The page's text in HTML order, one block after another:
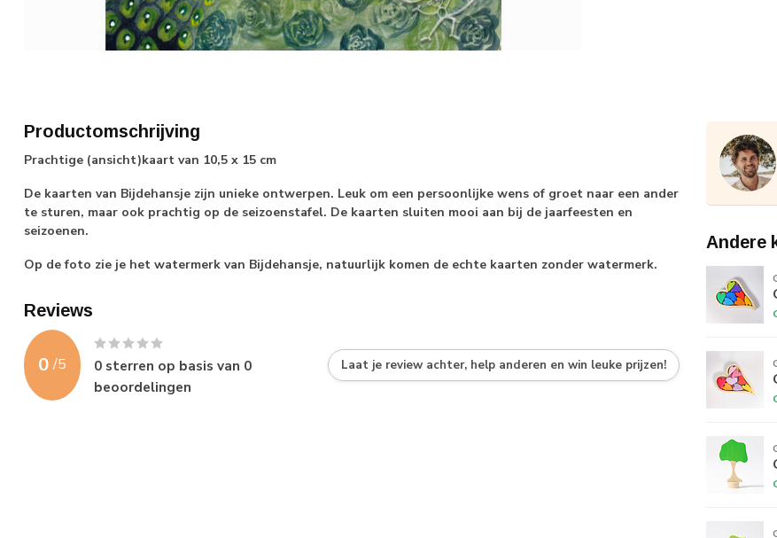
Productomschrijving
Prachtige (ansicht)kaart van 10,5 x 15 cm
De kaarten van Bijdehansje zijn unieke ontwerpen. Leuk om een persoonlijke wens of groet naar een ander
te sturen, maar ook prachtig op de seizoenstafel. De kaarten sluiten mooi aan bij de jaarfeesten en
seizoenen.
Op de foto zie je het watermerk van Bijdehansje, natuurlijk komen de echte kaarten zonder watermerk.
Reviews
0 /5 0 sterren op basis van 0
beoordelingen
Laat je review achter, help anderen en win leuke prijzen!
Andere